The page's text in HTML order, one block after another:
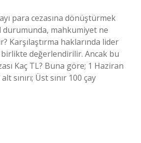
para cezasına dönüştürmek
durumunda, mahkumiyet ne
Karşılaştırma haklarında lider
değerlendirilir. Ancak bu
Kaç TL? Buna göre; 1 Haziran
sınırı; Üst sınır 100 çay